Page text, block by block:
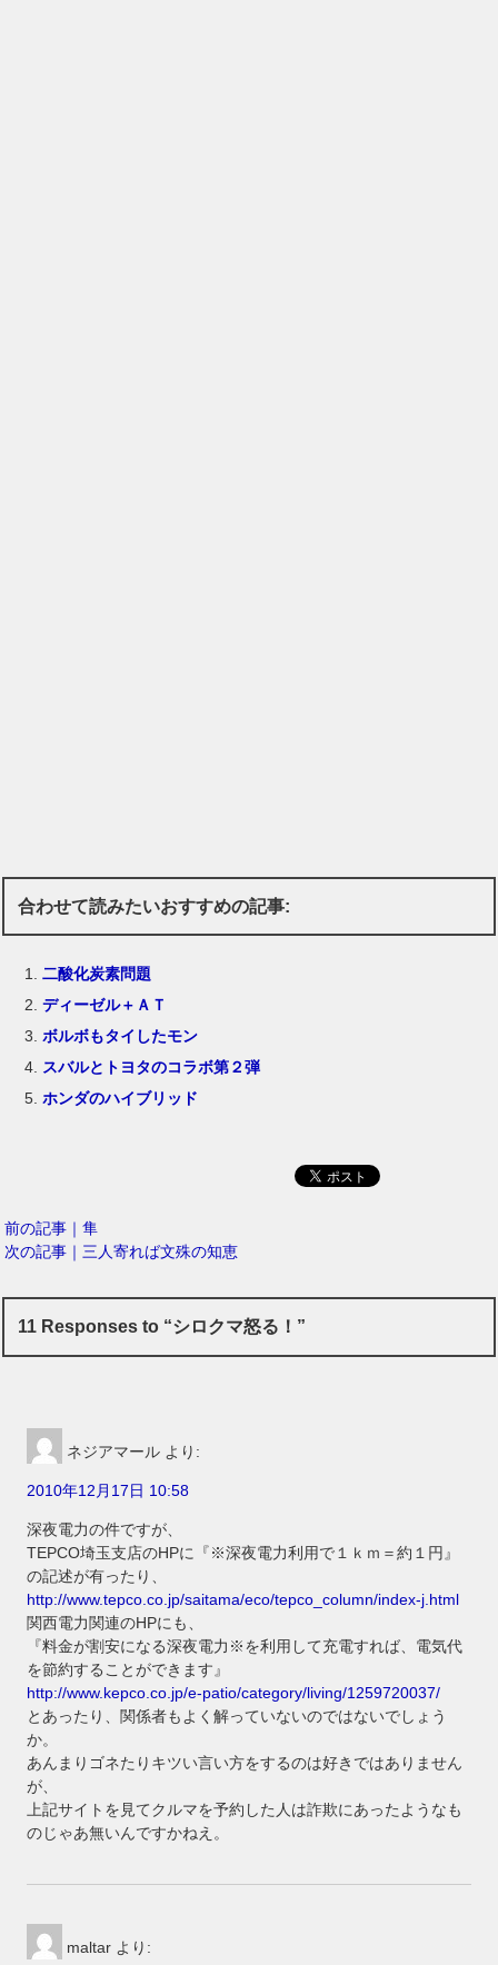
合わせて読みたいおすすめの記事:
二酸化炭素問題
ディーゼル＋ＡＴ
ボルボもタイしたモン
スバルとトヨタのコラボ第２弾
ホンダのハイブリッド
前の記事｜隼
次の記事｜三人寄れば文殊の知恵
11 Responses to “シロクマ怒る！”
ネジアマール より:
2010年12月17日 10:58
深夜電力の件ですが、
TEPCO埼玉支店のHPに『※深夜電力利用で１ｋｍ＝約１円』
の記述が有ったり、
http://www.tepco.co.jp/saitama/eco/tepco_column/index-j.html
関西電力関連のHPにも、
『料金が割安になる深夜電力※を利用して充電すれば、電気代
を節約することができます』
http://www.kepco.co.jp/e-patio/category/living/1259720037/
とあったり、関係者もよく解っていないのではないでしょう
か。
あんまりゴネたりキツい言い方をするのは好きではありません
が、
上記サイトを見てクルマを予約した人は詐欺にあったようなも
のじゃあ無いんですかねえ。
maltar より: